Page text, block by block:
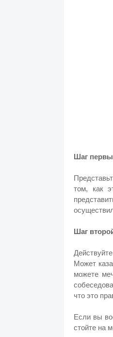
Шаг
том, как
Шаг
Может
можете
что это
Если вы
стойте на